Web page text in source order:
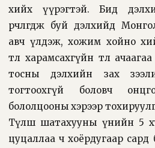
хийх үүрэгтэй. Бид
өөрчлөгдөж буй дэлхийд
авч үлдэж, хожим хойно
төлөө харамсахгүйн төлөө
тосны дэлхийн зах
тогтоохгүй боловч
бололцооны хэрээр
Түлш шатахууны үнийн 5
цуцаллаа ч хоёрдугаар